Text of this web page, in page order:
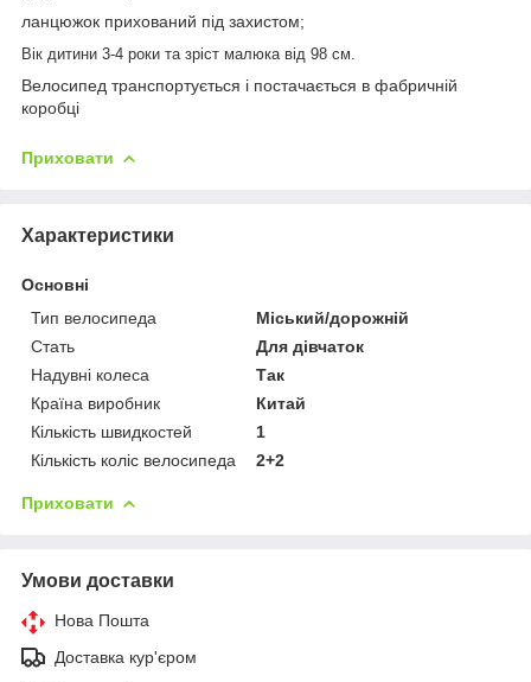
ланцюжок прихований під захистом;
Вік дитини 3-4 роки та зріст малюка від 98 см.
Велосипед транспортується і постачається в фабричній
коробці
Приховати
Характеристики
Основні
Тип велосипеда
Міський/дорожній
Стать
Для дівчаток
Надувні колеса
Так
Країна виробник
Китай
Кількість швидкостей
1
Кількість коліс велосипеда
2+2
Приховати
Умови доставки
Нова Пошта
Доставка кур'єром